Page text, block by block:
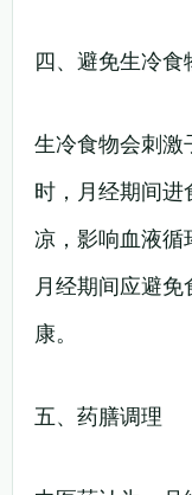
四、避免生冷食
生冷食物会刺激
时，月经期间
凉，影响血液循
月经期间应避
康。
五、药膳调理